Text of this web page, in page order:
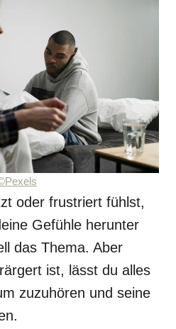
oder frustriert fühlst,
Gefühle herunter
das Thema. Aber
ist, lässt du alles
zuzuhören und seine